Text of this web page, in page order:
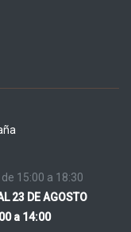
de 15:00 a 18:30
23 DE AGOSTO
a 14:00